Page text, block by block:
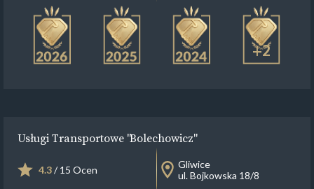
+2
Usługi Transportowe "Bolechowicz"
4.3/ 15 Ocen
Gliwice
ul. Bojkowska 18/8